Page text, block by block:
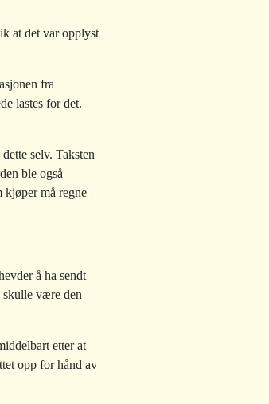
at det var opplyst
fra
lastes for det.
selv. Taksten
ble også
kjøper må regne
å ha sendt
skulle være den
etter at
opp for hånd av